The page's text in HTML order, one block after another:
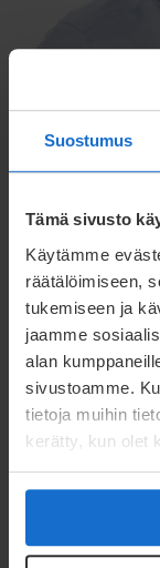
Suostumus
Tämä sivusto
Käytämme
räätälöimiseen,
tukemiseen ja
jaamme
alan
sivustoamme.
tietoja muihin
kerätty, kun olet
+358 40